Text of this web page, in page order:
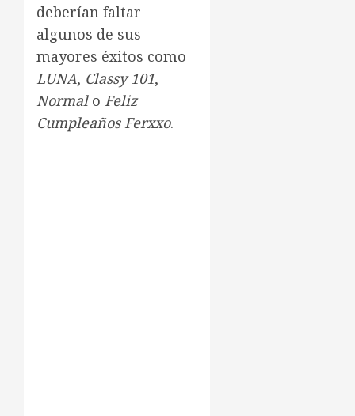
deberían faltar
algunos de sus
mayores éxitos como
LUNA, Classy 101,
Normalo Feliz
Cumpleaños Ferxxo.